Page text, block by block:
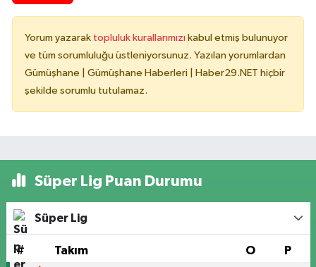
Yorum yazarak topluluk kurallarımızı kabul etmiş bulunuyor
ve tüm sorumluluğu üstleniyorsunuz. Yazılan yorumlardan
Gümüşhane | Gümüşhane Haberleri | Haber29.NET hiçbir
şekilde sorumlu tutulamaz.
Süper Lig Puan Durumu
Süper Lig
# Takım O P